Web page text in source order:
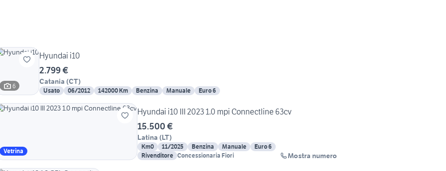
6
Hyundai i10
2.799 €
Catania (CT)
Usato 06/2012 142000 Km Benzina Manuale Euro 6
Vetrina
Hyundai i10 III 2023 1.0 mpi Connectline 63cv
15.500 €
Latina (LT)
Km0 11/2025 Benzina Manuale
Euro 6
Rivenditore Concessionaria Fiori Mostra numero